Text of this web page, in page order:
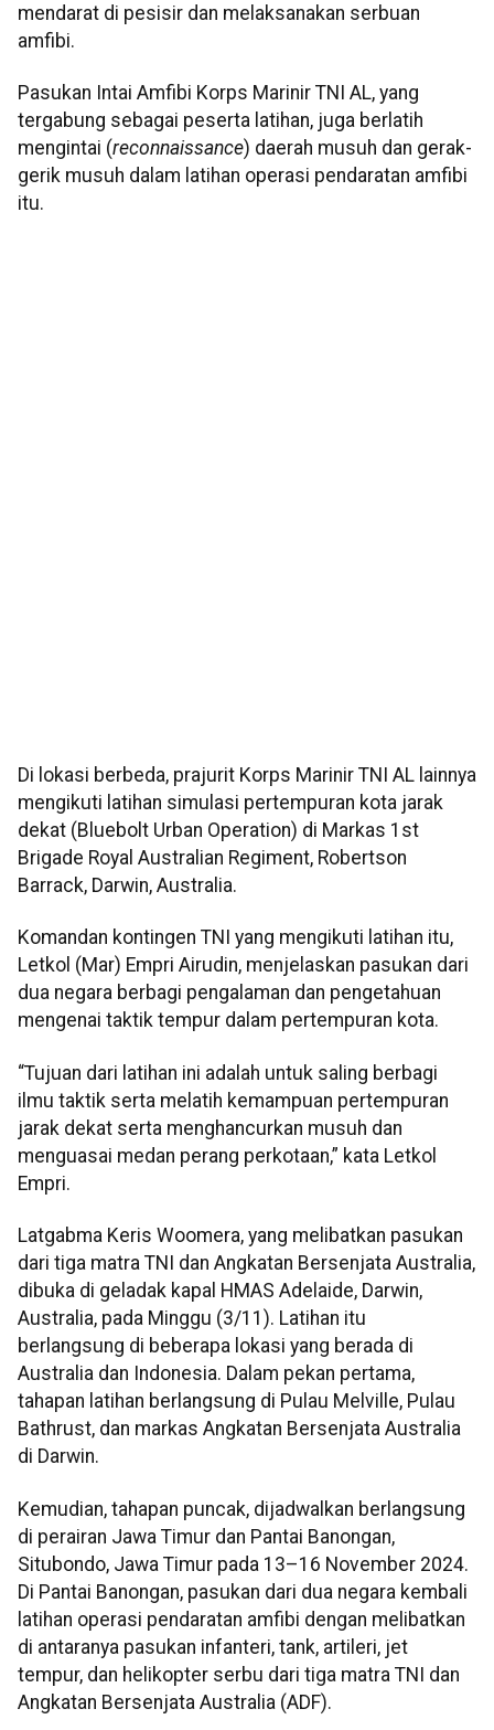
mendarat di pesisir dan melaksanakan serbuan
amfibi.
Pasukan Intai Amfibi Korps Marinir TNI AL, yang
tergabung sebagai peserta latihan, juga berlatih
mengintai (reconnaissance) daerah musuh dan gerak-
gerik musuh dalam latihan operasi pendaratan amfibi
itu.
Di lokasi berbeda, prajurit Korps Marinir TNI AL lainnya
mengikuti latihan simulasi pertempuran kota jarak
dekat (Bluebolt Urban Operation) di Markas 1st
Brigade Royal Australian Regiment, Robertson
Barrack, Darwin, Australia.
Komandan kontingen TNI yang mengikuti latihan itu,
Letkol (Mar) Empri Airudin, menjelaskan pasukan dari
dua negara berbagi pengalaman dan pengetahuan
mengenai taktik tempur dalam pertempuran kota.
“Tujuan dari latihan ini adalah untuk saling berbagi
ilmu taktik serta melatih kemampuan pertempuran
jarak dekat serta menghancurkan musuh dan
menguasai medan perang perkotaan,” kata Letkol
Empri.
Latgabma Keris Woomera, yang melibatkan pasukan
dari tiga matra TNI dan Angkatan Bersenjata Australia,
dibuka di geladak kapal HMAS Adelaide, Darwin,
Australia, pada Minggu (3/11). Latihan itu
berlangsung di beberapa lokasi yang berada di
Australia dan Indonesia. Dalam pekan pertama,
tahapan latihan berlangsung di Pulau Melville, Pulau
Bathrust, dan markas Angkatan Bersenjata Australia
di Darwin.
Kemudian, tahapan puncak, dijadwalkan berlangsung
di perairan Jawa Timur dan Pantai Banongan,
Situbondo, Jawa Timur pada 13–16 November 2024.
Di Pantai Banongan, pasukan dari dua negara kembali
latihan operasi pendaratan amfibi dengan melibatkan
di antaranya pasukan infanteri, tank, artileri, jet
tempur, dan helikopter serbu dari tiga matra TNI dan
Angkatan Bersenjata Australia (ADF).